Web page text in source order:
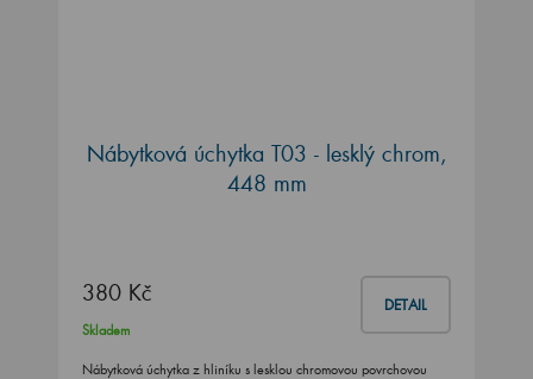
Nábytková úchytka T03 - lesklý chrom,
448 mm
380 Kč DETAIL
Skladem
Nábytková úchytka z hliníku s lesklou chromovou povrchovou